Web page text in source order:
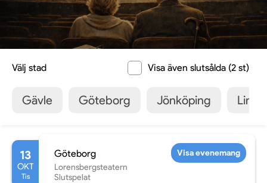
Välj stad Visa även slutsålda (2 st)
Gävle Göteborg Jönköping
13
OKT
Tis
Göteborg
Lorensbergsteatern
Slutspelat
Visa evenemang